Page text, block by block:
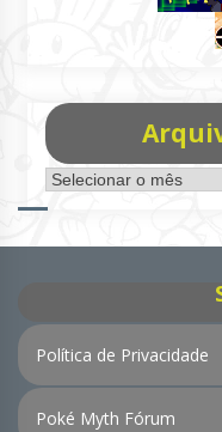
Arquivo
de
Política de Privacidade
Poké Myth Fórum